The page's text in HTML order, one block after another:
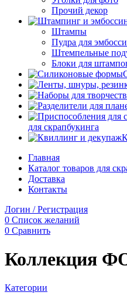
Прочий декор
Штампы
Пудра для
Штемпельные
Блоки для
для скрапбукинга
Главная
Каталог товаров для
Доставка
Контакты
Логин / Регистрация
0 Список желаний
0 Сравнить
Коллекция
Категории